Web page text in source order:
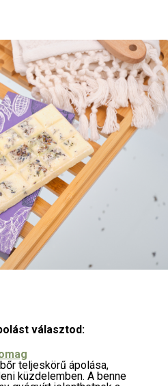
választod:
teljeskörű ápolása,
küzdelemben. A benne